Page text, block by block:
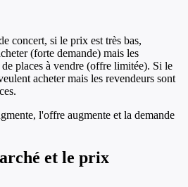
concert, si le prix est très bas,
(forte demande) mais les
places à vendre (offre limitée). Si le
acheter mais les revendeurs sont
l'offre augmente et la demande
et le prix